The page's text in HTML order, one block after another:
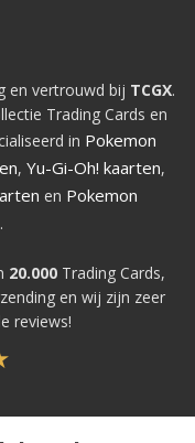
en vertrouwd bij TCGX.
Trading Cards en
in Pokemon
, Yu-Gi-Oh! kaarten,
en Pokemon
.
20.000Trading Cards,
en wij zijn zeer
reviews!